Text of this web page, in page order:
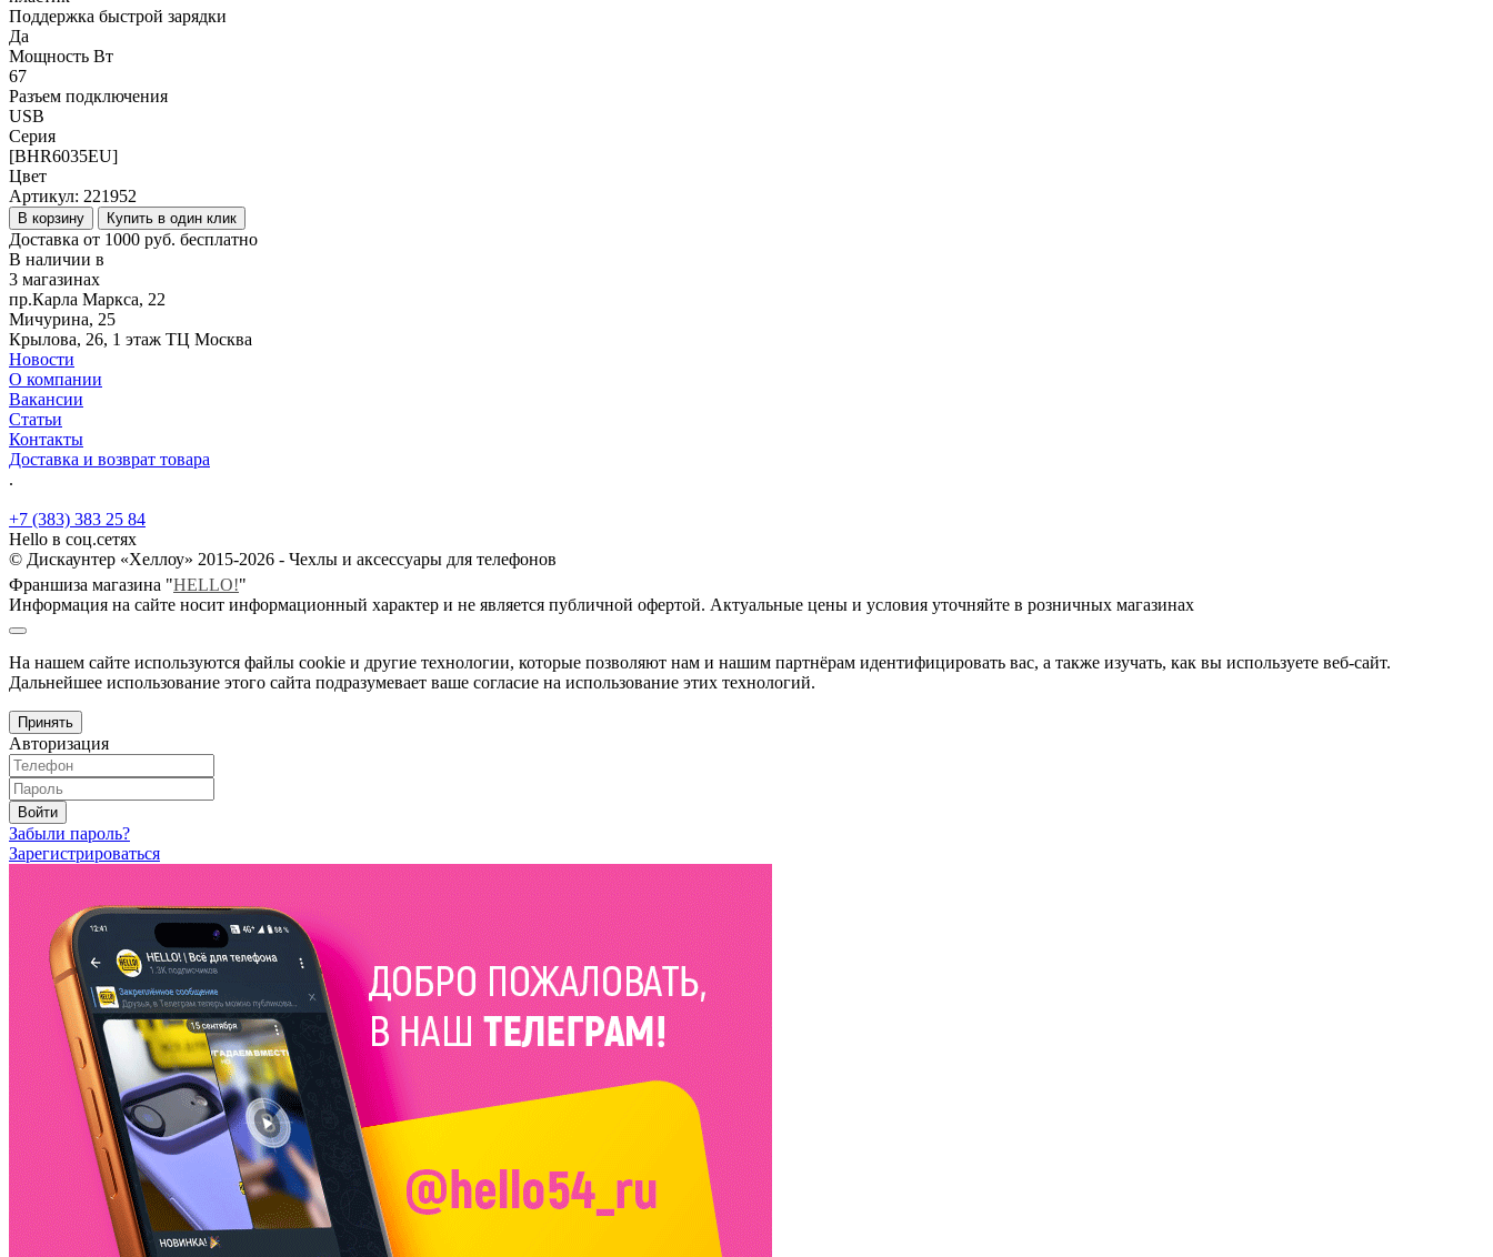
Поддержка быстрой зарядки
Да
Мощность Вт
67
Разъем подключения
USB
Серия
[BHR6035EU]
Цвет
Артикул: 221952
В корзину Купить в один клик
Доставка от 1000 руб. бесплатно
В наличии в
3 магазинах
пр.Карла Маркса, 22
Мичурина, 25
Крылова, 26, 1 этаж ТЦ Москва
Новости
О компании
Вакансии
Статьи
Контакты
Доставка и возврат товара
.
+7 (383) 383 25 84
Hello в соц.сетях
© Дискаунтер «Хеллоу» 2015-2026 - Чехлы и аксессуары для телефонов
Франшиза магазина "HELLO!"
Информация на сайте носит информационный характер и не является публичной офертой. Актуальные цены и условия уточняйте в розничных магазинах
На нашем сайте используются файлы cookie и другие технологии, которые позволяют нам и нашим партнёрам идентифицировать вас, а также изучать, как вы используете веб-сайт.
Дальнейшее использование этого сайта подразумевает ваше согласие на использование этих технологий.
Принять
Авторизация
Войти
Забыли пароль?
Зарегистрироваться